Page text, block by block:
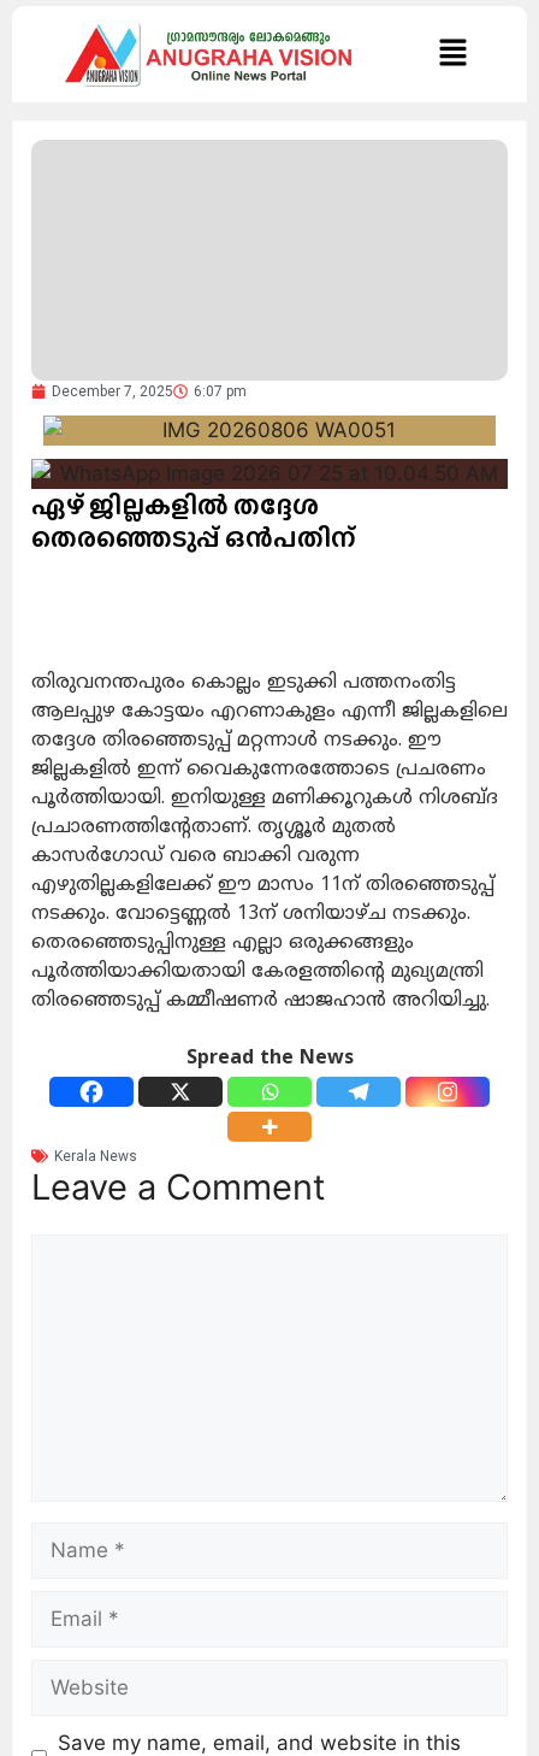
December 7, 2025 6:07 pm
ഏഴ് ജില്ലകളിൽ തദ്ദേശ
തെരഞ്ഞെടുപ്പ് ഒൻപതിന്
തിരുവനന്തപുരം കൊല്ലം ഇടുക്കി പത്തനംതിട്ട
ആലപ്പുഴ കോട്ടയം എറണാകുളം എന്നീ ജില്ലകളിലെ
തദ്ദേശ തിരഞ്ഞെടുപ്പ് മറ്റന്നാൾ നടക്കും. ഈ
ജില്ലകളിൽ ഇന്ന് വൈകുന്നേരത്തോടെ പ്രചരണം
പൂർത്തിയായി. ഇനിയുള്ള മണിക്കൂറുകൾ നിശബ്ദ
പ്രചാരണത്തിന്റേതാണ്. തൃശ്ശൂർ മുതൽ
കാസർഗോഡ് വരെ ബാക്കി വരുന്ന
എഴുതില്ലകളിലേക്ക് ഈ മാസം 11ന് തിരഞ്ഞെടുപ്പ്
നടക്കും. വോട്ടെണ്ണൽ 13ന് ശനിയാഴ്ച നടക്കും.
തെരഞ്ഞെടുപ്പിനുള്ള എല്ലാ ഒരുക്കങ്ങളും
പൂർത്തിയാക്കിയതായി കേരളത്തിന്റെ മുഖ്യമന്ത്രി
തിരഞ്ഞെടുപ്പ് കമ്മീഷണർ ഷാജഹാൻ അറിയിച്ചു.
Spread the News
Kerala News
Leave a Comment
Save my name, email, and website in this